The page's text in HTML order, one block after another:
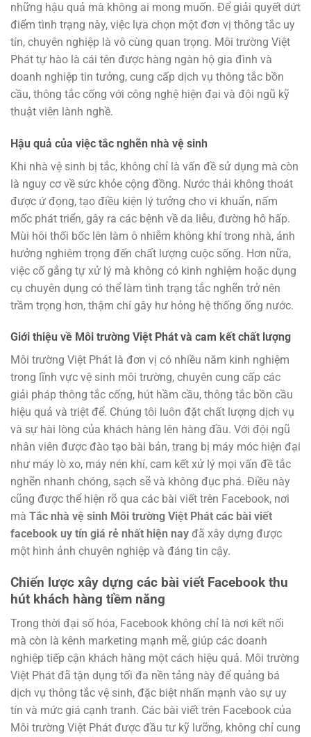
những hậu quả mà không ai mong muốn. Để giải quyết dứt
điểm tình trạng này, việc lựa chọn một đơn vị thông tắc uy
tín, chuyên nghiệp là vô cùng quan trọng. Môi trường Việt
Phát tự hào là cái tên được hàng ngàn hộ gia đình và
doanh nghiệp tin tưởng, cung cấp dịch vụ thông tắc bồn
cầu, thông tắc cống với công nghệ hiện đại và đội ngũ kỹ
thuật viên lành nghề.
Hậu quả của việc tắc nghẽn nhà vệ sinh
Khi nhà vệ sinh bị tắc, không chỉ là vấn đề sử dụng mà còn
là nguy cơ về sức khỏe cộng đồng. Nước thải không thoát
được ứ đọng, tạo điều kiện lý tưởng cho vi khuẩn, nấm
mốc phát triển, gây ra các bệnh về da liễu, đường hô hấp.
Mùi hôi thối bốc lên làm ô nhiễm không khí trong nhà, ảnh
hưởng nghiêm trọng đến chất lượng cuộc sống. Hơn nữa,
việc cố gắng tự xử lý mà không có kinh nghiệm hoặc dụng
cụ chuyên dụng có thể làm tình trạng tắc nghẽn trở nên
trầm trọng hơn, thậm chí gây hư hỏng hệ thống ống nước.
Giới thiệu về Môi trường Việt Phát và cam kết chất lượng
Môi trường Việt Phát là đơn vị có nhiều năm kinh nghiệm
trong lĩnh vực vệ sinh môi trường, chuyên cung cấp các
giải pháp thông tắc cống, hút hầm cầu, thông tắc bồn cầu
hiệu quả và triệt để. Chúng tôi luôn đặt chất lượng dịch vụ
và sự hài lòng của khách hàng lên hàng đầu. Với đội ngũ
nhân viên được đào tạo bài bản, trang bị máy móc hiện đại
như máy lò xo, máy nén khí, cam kết xử lý mọi vấn đề tắc
nghẽn nhanh chóng, sạch sẽ và không đục phá. Điều này
cũng được thể hiện rõ qua các bài viết trên Facebook, nơi
mà Tắc nhà vệ sinh Môi trường Việt Phát các bài viết
facebook uy tín giá rẻ nhất hiện nay đã xây dựng được
một hình ảnh chuyên nghiệp và đáng tin cậy.
Chiến lược xây dựng các bài viết Facebook thu
hút khách hàng tiềm năng
Trong thời đại số hóa, Facebook không chỉ là nơi kết nối
mà còn là kênh marketing mạnh mẽ, giúp các doanh
nghiệp tiếp cận khách hàng một cách hiệu quả. Môi trường
Việt Phát đã tận dụng tối đa nền tảng này để quảng bá
dịch vụ thông tắc vệ sinh, đặc biệt nhấn mạnh vào sự uy
tín và mức giá cạnh tranh. Các bài viết trên Facebook của
Môi trường Việt Phát được đầu tư kỹ lưỡng, không chỉ cung